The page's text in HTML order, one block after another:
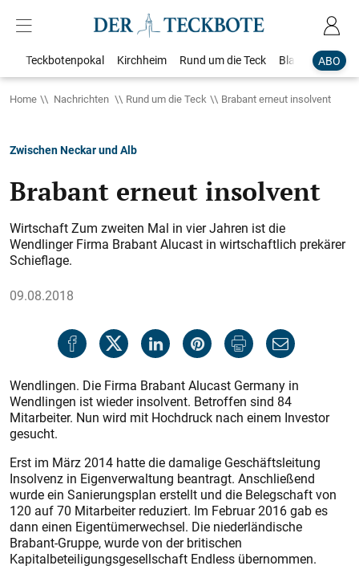
ABO
Teckbotenpokal Kirchheim Rund um die Teck Blaulicht
Home Nachrichten Rund um die Teck Brabant erneut insolvent
Zwischen Neckar und Alb
Brabant erneut insolvent
Wirtschaft Zum zweiten Mal in vier Jahren ist die
Wendlinger Firma Brabant Alucast in wirtschaftlich prekärer
Schieflage.
09.08.2018
Wendlingen. Die Firma Brabant Alucast Germany in
Wendlingen ist wieder insolvent. Betroffen sind 84
Mitarbeiter. Nun wird mit Hochdruck nach einem Investor
gesucht.
Erst im März 2014 hatte die damalige Geschäftsleitung
Insolvenz in Eigenverwaltung beantragt. Anschließend
wurde ein Sanierungsplan erstellt und die Belegschaft von
120 auf 70 Mitarbeiter reduziert. Im Februar 2016 gab es
dann einen Eigentümerwechsel. Die niederländische
Brabant-Gruppe, wurde von der britischen
Kapitalbeteiligungsgesellschaft Endless übernommen.